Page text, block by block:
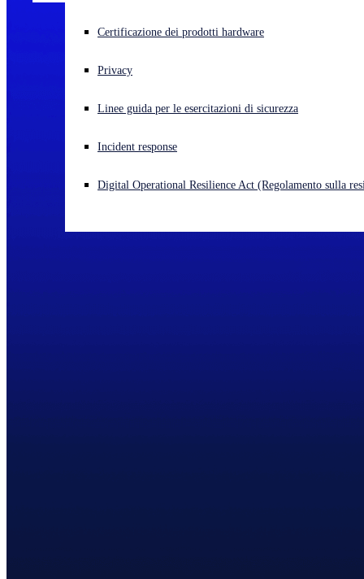
Cyberattacco in corso? Ottieni assistenza immediata
Open language switcher
Certificazione dei prodotti hardware
Privacy
Linee guida per le esercitazioni di sicurezza
Incident response
Digital Operational Resilience Act (Regolamento sulla